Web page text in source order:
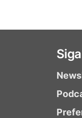
Siga